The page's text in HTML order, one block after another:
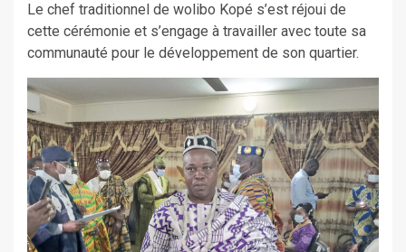
Le chef traditionnel de wolibo Kopé s’est réjoui de
cette cérémonie et s’engage à travailler avec toute sa
communauté pour le développement de son quartier.